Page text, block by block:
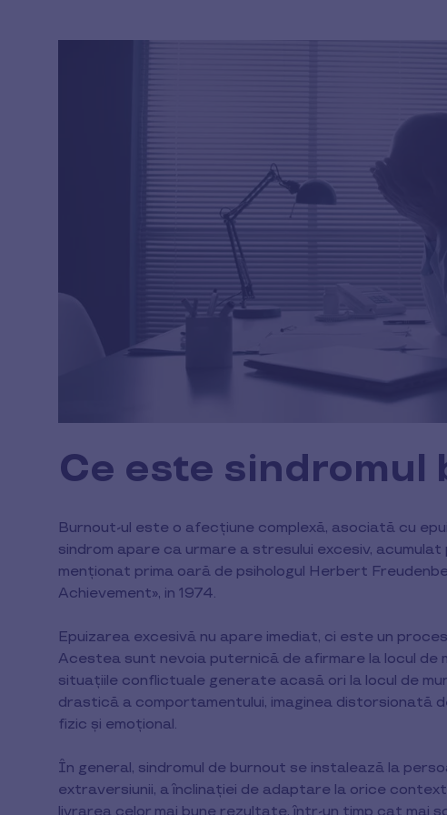
Ce este sindromul
Burnout-ul este o afecțiune complexă, asociată cu
sindrom apare ca urmare a stresului excesiv,
menționat prima oară de psihologul Herbert
Achievement», in 1974.
Epuizarea excesivă nu apare imediat, ci este un
Acestea sunt nevoia puternică de afirmare la locul de
situațiile conflictuale generate acasă ori la locul de
drastică a comportamentului, imaginea distorsionată
fizic și emoțional.
În general, sindromul de burnout se instalează la
extraversiunii, a înclinației de adaptare la orice